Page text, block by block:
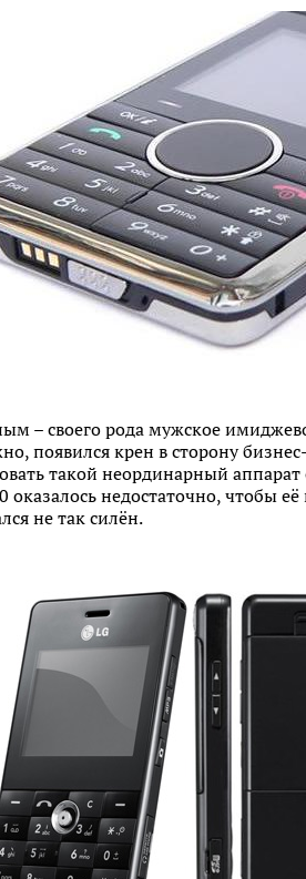
– своего рода мужское
появился крен в сторону
такой неординарный аппарат
оказалось недостаточно, чтобы
не так силён.